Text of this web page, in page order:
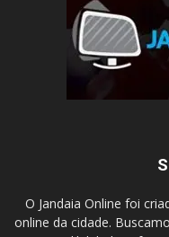
O Jandaia Online foi
online da cidade.